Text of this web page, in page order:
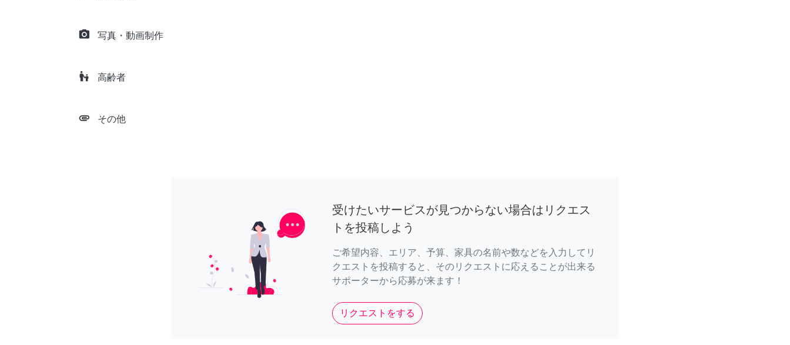
camera_alt 写真・動画制作
escalator_warning 高齢者
attachment その他
受けたいサービスが見つからない場合はリクエス
トを投稿しよう
ご希望内容、エリア、予算、家具の名前や数などを入力してリ
クエストを投稿すると、そのリクエストに応えることが出来る
サポーターから応募が来ます！
リクエストをする